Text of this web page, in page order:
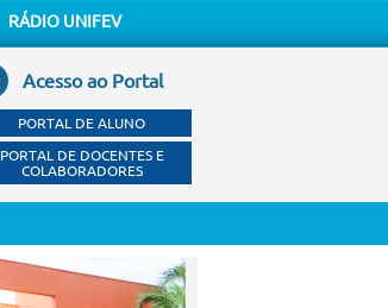
RÁDIO UNIFEV
Acesso ao Portal
PORTAL DE ALUNO
PORTAL DE DOCENTES E
COLABORADORES